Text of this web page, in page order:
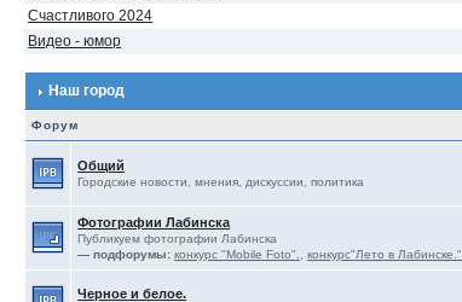
Счастливого 2024
Видео - юмор
Наш город
Форум
Общий
Городские новости, мнения, дискуссии, политика
Фотографии Лабинска
Публикуем фотографии Лабинска
— подфорумы: конкурс "Mobile Foto". ,конкурс"Лето в Лабинске."
Черное и белое.